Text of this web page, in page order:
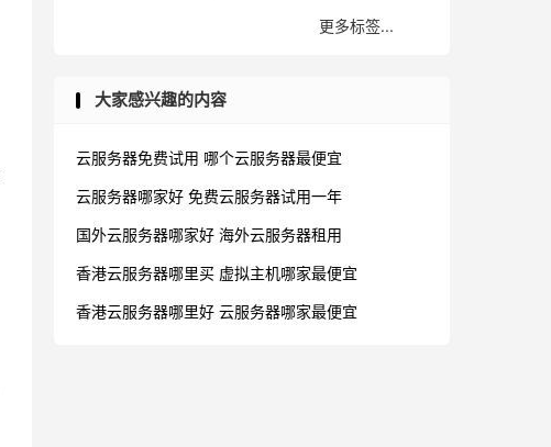
更多标签...
大家感兴趣的内容
云服务器免费试用 哪个云服务器最便宜
云服务器哪家好 免费云服务器试用一年
国外云服务器哪家好 海外云服务器租用
香港云服务器哪里买 虚拟主机哪家最便宜
香港云服务器哪里好 云服务器哪家最便宜